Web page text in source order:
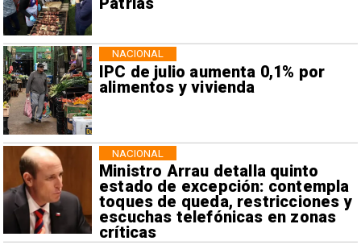
IPC de julio aumenta 0,1% por
alimentos y vivienda
NACIONAL
Ministro Arrau detalla quinto
estado de excepción: contempla
toques de queda, restricciones y
escuchas telefónicas en zonas
críticas
NACIONAL